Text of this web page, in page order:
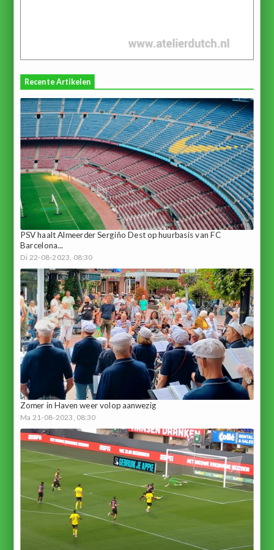
Recente Artikelen
PSV haalt Almeerder Sergiño Dest op huurbasis van FC
Barcelona...
Di 22-08-2023, 08:30
Zomer in Haven weer volop aanwezig
Ma 21-08-2023, 08:30